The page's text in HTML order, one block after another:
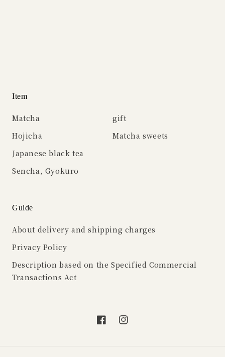
Item
Matcha
Hojicha
Japanese black tea
Sencha, Gyokuro
gift
Matcha sweets
Guide
About delivery and shipping charges
Privacy Policy
Description based on the Specified Commercial
Transactions Act
FacebookInstagram